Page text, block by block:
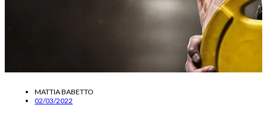
MATTIA BABETTO
02/03/2022